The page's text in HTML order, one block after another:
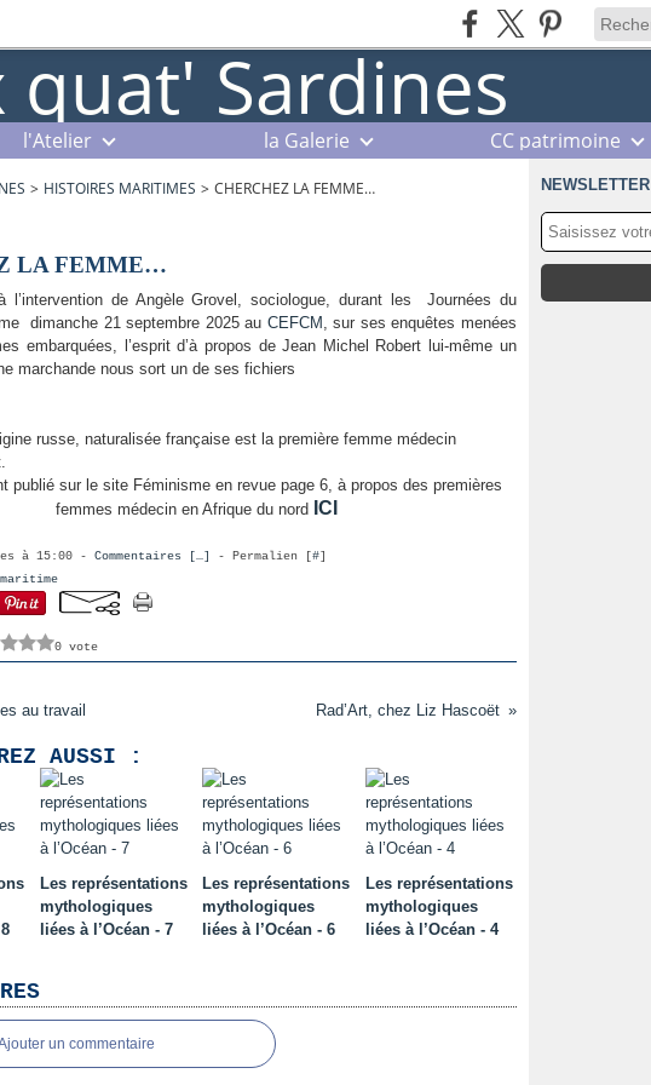
l'Atelier la Galerie CC patrimoine
> HISTOIRES MARITIMES > CHERCHEZ LA FEMME…
LA FEMME…
l’intervention de Angèle Grovel, sociologue, durant les Journées du
dimanche 21 septembre 2025 au CEFCM , sur ses enquêtes menées
embarquées, l’esprit d’à propos de Jean Michel Robert lui-même un
marchande nous sort un de ses fichiers
russe, naturalisée française est la première femme médecin
publié sur le site Féminisme en revue page 6, à propos des premières
femmes médecin en Afrique du nord ICI
à 15:00 - Commentaires […] - Permalien [#]
0 vote
au travail Rad’Art, chez Liz Hascoët
AUSSI :
Les représentations
mythologiques
liées à l’Océan - 7
Les représentations
mythologiques
liées à l’Océan - 6
Les représentations
mythologiques
liées à l’Océan - 4
un commentaire
NEWSLETTER